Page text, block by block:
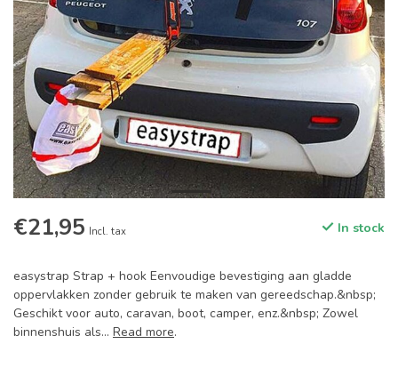
€21,95 Incl. tax In stock
easystrap Strap + hook Eenvoudige bevestiging aan gladde
oppervlakken zonder gebruik te maken van gereedschap.&nbsp;
Geschikt voor auto, caravan, boot, camper, enz.&nbsp; Zowel
binnenshuis als... Read more.